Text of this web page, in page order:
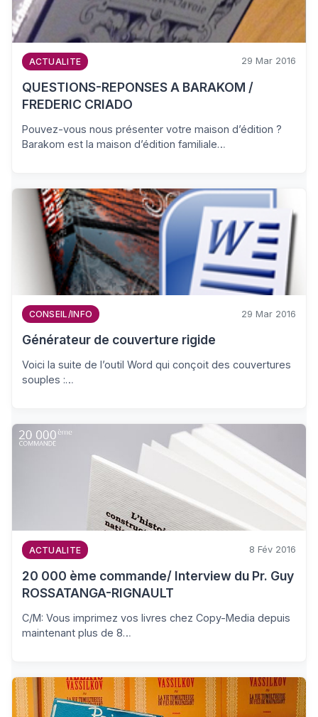
ACTUALITE 29 Mar 2016
QUESTIONS-REPONSES A BARAKOM /
FREDERIC CRIADO
Pouvez-vous nous présenter votre maison d’édition ?
Barakom est la maison d’édition familiale…
CONSEIL/INFO 29 Mar 2016
Générateur de couverture rigide
Voici la suite de l’outil Word qui conçoit des couvertures
souples :…
ACTUALITE 8 Fév 2016
20 000 ème commande/ Interview du Pr. Guy
ROSSATANGA-RIGNAULT
C/M: Vous imprimez vos livres chez Copy-Media depuis
maintenant plus de 8…